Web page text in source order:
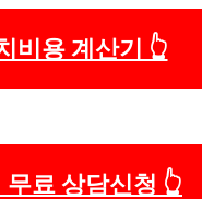
비용 계산기 👆
료 상담신청 👆